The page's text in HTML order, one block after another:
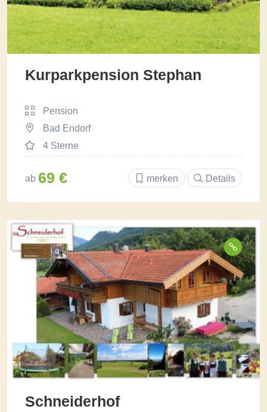
Kurparkpension Stephan
Pension
Bad Endorf
4 Sterne
ab 69 € merken Details
Schneiderhof